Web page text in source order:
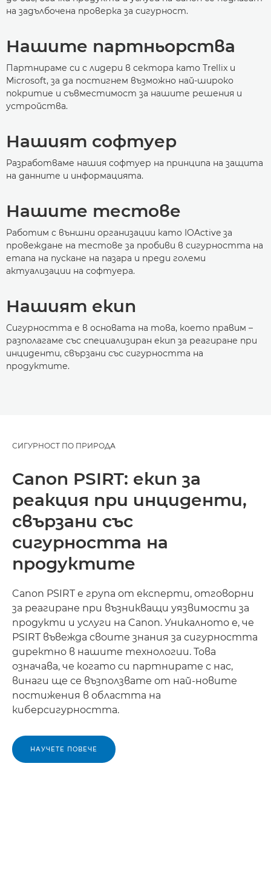
на задълбочена проверка за сигурност.
Нашите партньорства
Партнираме си с лидери в сектора като Trellix и
Microsoft, за да постигнем възможно най-широко
покритие и съвместимост за нашите решения и
устройства.
Нашият софтуер
Разработваме нашия софтуер на принципа на защита
на данните и информацията.
Нашите тестове
Работим с външни организации като IOActive за
провеждане на тестове за пробиви в сигурността на
етапа на пускане на пазара и преди големи
актуализации на софтуера.
Нашият екип
Сигурността е в основата на това, което правим –
разполагаме със специализиран екип за реагиране при
инциденти, свързани със сигурността на
продуктите.
СИГУРНОСТ ПО ПРИРОДА
Canon PSIRT: екип за
реакция при инциденти,
свързани със
сигурността на
продуктите
Canon PSIRT е група от експерти, отговорни
за реагиране при възникващи уязвимости за
продукти и услуги на Canon. Уникалното е, че
PSIRT въвежда своите знания за сигурността
директно в нашите технологии. Това
означава, че когато си партнирате с нас,
винаги ще се възползвате от най-новите
постижения в областта на
киберсигурността.
НАУЧЕТЕ ПОВЕЧЕ